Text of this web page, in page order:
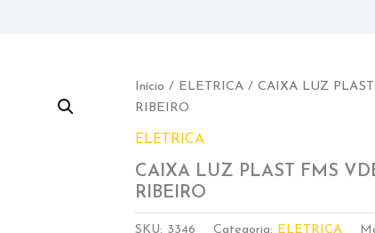
Início / ELETRICA / CAIXA LUZ
RIBEIRO
ELETRICA
CAIXA LUZ PLAST FMS
RIBEIRO
SKU: 3346 Categoria: ELETRICA